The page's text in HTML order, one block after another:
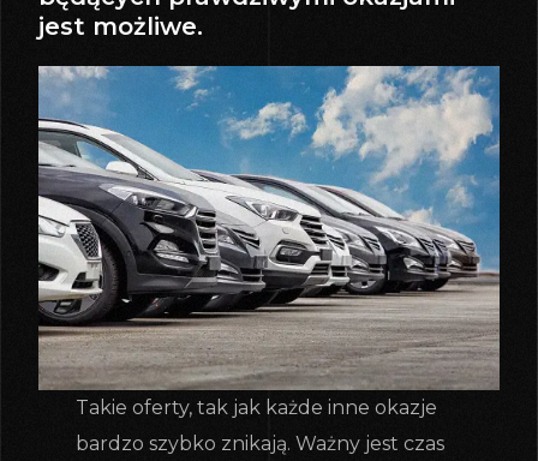
jest możliwe.
Takie oferty, tak jak każde inne okazje
bardzo szybko znikają. Ważny jest czas